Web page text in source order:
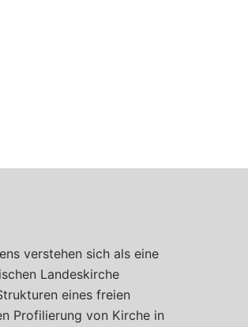
verstehen sich als eine
Landeskirche
eines freien
Profilierung von Kirche in